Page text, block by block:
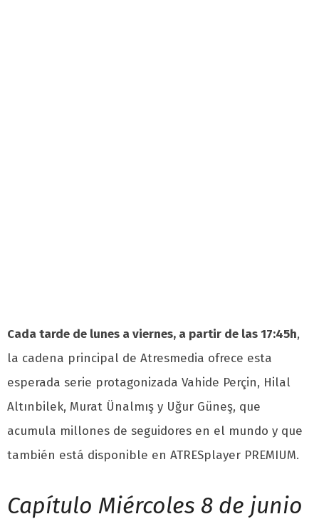
Cada tarde de lunes a viernes, a partir de las 17:45h,
la cadena principal de Atresmedia ofrece esta
esperada serie protagonizada Vahide Perçin, Hilal
Altınbilek, Murat Ünalmış y Uğur Güneş, que
acumula millones de seguidores en el mundo y que
también está disponible en ATRESplayer PREMIUM.
Capítulo Miércoles 8 de junio